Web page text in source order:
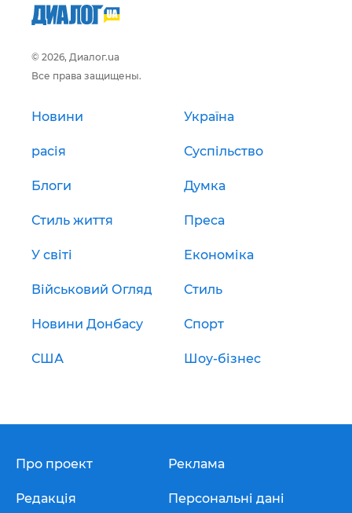
© 2026, Диалог.ua
Все права защищены.
Новини Україна
расія Суспільство
Блоги Думка
Стиль життя Преса
У світі Економіка
Військовий Огляд Стиль
Новини Донбасу Спорт
США Шоу-бізнес
Про проект
Редакція
Реклама
Персональні дані